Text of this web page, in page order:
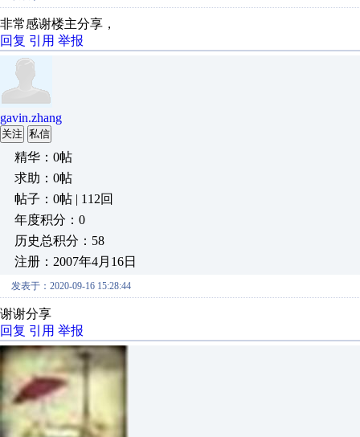
非常感谢楼主分享，
回复 引用 举报
gavin.zhang
关注 私信
精华：0帖
求助：0帖
帖子：0帖 | 112回
年度积分：0
历史总积分：58
注册：2007年4月16日
发表于：2020-09-16 15:28:44
谢谢分享
回复 引用 举报